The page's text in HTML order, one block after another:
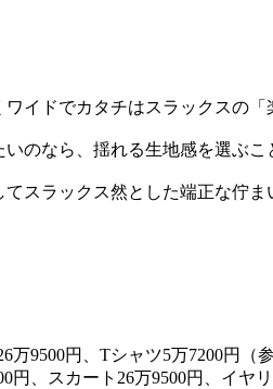
イドでカタチはスラックスの「
のなら、揺れる生地感を選ぶこ
スラックス然とした端正な佇